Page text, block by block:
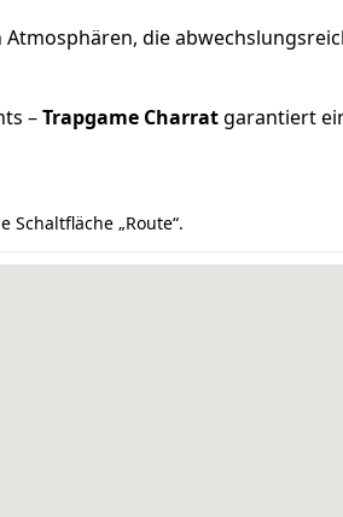
die
–Trapgame Charratgarantiert
„Route“.